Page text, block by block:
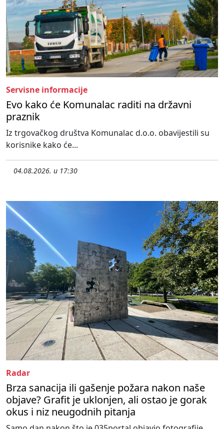
Servisne informacije
Evo kako će Komunalac raditi na državni
praznik
Iz trgovačkog društva Komunalac d.o.o. obavijestili su
korisnike kako će...
04.08.2026. u 17:30
Radar
Brza sanacija ili gašenje požara nakon naše
objave? Grafit je uklonjen, ali ostao je gorak
okus i niz neugodnih pitanja